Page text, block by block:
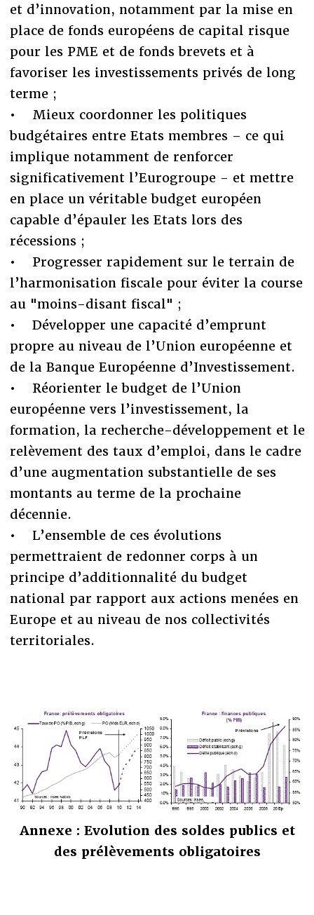
et d’innovation, notamment par la mise en
place de fonds européens de capital risque
pour les PME et de fonds brevets et à
favoriser les investissements privés de long
terme ;
• Mieux coordonner les politiques
budgétaires entre Etats membres – ce qui
implique notamment de renforcer
significativement l’Eurogroupe - et mettre
en place un véritable budget européen
capable d’épauler les Etats lors des
récessions ;
• Progresser rapidement sur le terrain de
l’harmonisation fiscale pour éviter la course
au "moins-disant fiscal" ;
• Développer une capacité d’emprunt
propre au niveau de l’Union européenne et
de la Banque Européenne d’Investissement.
• Réorienter le budget de l’Union
européenne vers l’investissement, la
formation, la recherche-développement et le
relèvement des taux d’emploi, dans le cadre
d’une augmentation substantielle de ses
montants au terme de la prochaine
décennie.
• L’ensemble de ces évolutions
permettraient de redonner corps à un
principe d’additionnalité du budget
national par rapport aux actions menées en
Europe et au niveau de nos collectivités
territoriales.
Annexe : Evolution des soldes publics et
des prélèvements obligatoires